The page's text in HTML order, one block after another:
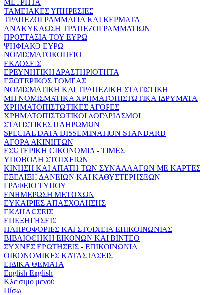
ΜΕΤΡΗΤΑ
ΤΑΜΕΙΑΚΕΣ ΥΠΗΡΕΣΙΕΣ
ΤΡΑΠΕΖΟΓΡΑΜΜΑΤΙΑ ΚΑΙ ΚΕΡΜΑΤΑ
ΑΝΑΚΥΚΛΩΣΗ ΤΡΑΠΕΖΟΓΡΑΜΜΑΤΙΩΝ
ΠΡΟΣΤΑΣΙΑ ΤΟΥ ΕΥΡΩ
ΨΗΦΙΑΚΟ ΕΥΡΩ
ΝΟΜΙΣΜΑΤΟΚΟΠΕΙΟ
ΕΚΔΟΣΕΙΣ
ΕΡΕΥΝΗΤΙΚΗ ΔΡΑΣΤΗΡΙΟΤΗΤΑ
ΕΞΩΤΕΡΙΚΟΣ ΤΟΜΕΑΣ
ΝΟΜΙΣΜΑΤΙΚΗ ΚΑΙ ΤΡΑΠΕΖΙΚΗ ΣΤΑΤΙΣΤΙΚΗ
ΜΗ ΝΟΜΙΣΜΑΤΙΚΑ ΧΡΗΜΑΤΟΠΙΣΤΩΤΙΚΑ ΙΔΡΥΜΑΤΑ
ΧΡΗΜΑΤΟΠΙΣΤΩΤΙΚΕΣ ΑΓΟΡΕΣ
ΧΡΗΜΑΤΟΠΙΣΤΩΤΙΚΟΙ ΛΟΓΑΡΙΑΣΜΟΙ
ΣΤΑΤΙΣΤΙΚΕΣ ΠΛΗΡΩΜΩΝ
SPECIAL DATA DISSEMINATION STANDARD
ΑΓΟΡΑ ΑΚΙΝΗΤΩΝ
ΕΣΩΤΕΡΙΚΗ ΟΙΚΟΝΟΜΙΑ - ΤΙΜΕΣ
ΥΠΟΒΟΛΗ ΣΤΟΙΧΕΙΩΝ
ΚΙΝΗΣΗ ΚΑΙ ΑΠΑΤΗ ΤΩΝ ΣΥΝΑΛΛΑΓΩΝ ΜΕ ΚΑΡΤΕΣ
ΕΞΕΛΙΞΗ ΔΑΝΕΙΩΝ ΚΑΙ ΚΑΘΥΣΤΕΡΗΣΕΩΝ
ΓΡΑΦΕΙΟ ΤΥΠΟΥ
ΕΝΗΜΕΡΩΣΗ ΜΕΤΟΧΩΝ
ΕΥΚΑΙΡΙΕΣ ΑΠΑΣΧΟΛΗΣΗΣ
ΕΚΔΗΛΩΣΕΙΣ
ΕΠΕΞΗΓΗΣΕΙΣ
ΠΛΗΡΟΦΟΡΙΕΣ ΚΑΙ ΣΤΟΙΧΕΙΑ ΕΠΙΚΟΙΝΩΝΙΑΣ
ΒΙΒΛΙΟΘΗΚΗ ΕΙΚΟΝΩΝ ΚΑΙ ΒΙΝΤΕΟ
ΣΥΧΝΕΣ ΕΡΩΤΗΣΕΙΣ - ΕΠΙΚΟΙΝΩΝΙΑ
ΟΙΚΟΝΟΜΙΚΕΣ ΚΑΤΑΣΤΑΣΕΙΣ
ΕΙΔΙΚΑ ΘΕΜΑΤΑ
English English
Κλείσιμο μενού
Πίσω